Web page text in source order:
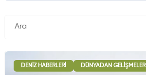
DENIZ HABERLERI DÜNYADAN GELIŞMELER